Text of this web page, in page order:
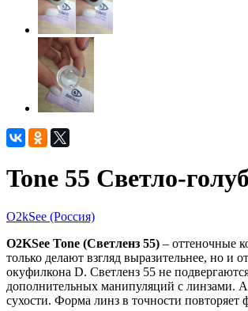
Tone 55 Светло-
O2kSee (Россия)
O2KSee Tone (Светленз 55) – оттеночные
только делают взгляд выразительнее, но и
окуфилкона D. Светленз 55 не
дополнительных манипуляций с линзами. А
сухости. Форма линз в точности повторяет